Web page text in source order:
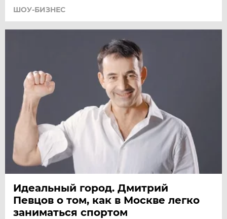
ШОУ-БИЗНЕС
Идеальный город. Дмитрий
Певцов о том, как в Москве легко
заниматься спортом